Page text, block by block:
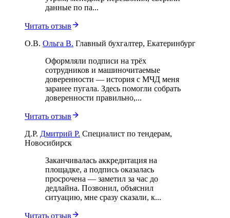
данные по па...
Читать отзыв
О.В. Ольга В. Главный бухгалтер, Екатеринбург
Оформляли подписи на трёх
сотрудников и машиночитаемые
доверенности — история с МЧД меня
заранее пугала. Здесь помогли собрать
доверенности правильно,...
Читать отзыв
Д.Р. Дмитрий Р. Специалист по тендерам,
Новосибирск
Заканчивалась аккредитация на
площадке, а подпись оказалась
просрочена — заметил за час до
дедлайна. Позвонил, объяснил
ситуацию, мне сразу сказали, к...
Читать отзыв